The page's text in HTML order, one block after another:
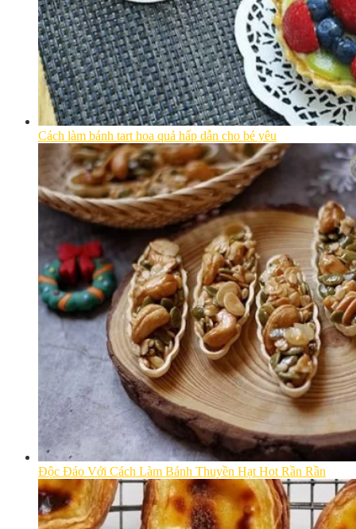
Cách làm bánh tart hoa quả hấp dẫn cho bé yêu
Độc Đáo Với Cách Làm Bánh Thuyền Hạt Hot Rần Rần